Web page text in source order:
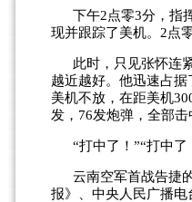
下午2点零3分，指
现并跟踪了美机。 2点
此时，只见张怀连
越近越好。他迅速占据
美机不放，在距美机
发， 76发炮弹，全部击
“打中了！”“打中
云南空军首战告捷
报》、中央人民广播